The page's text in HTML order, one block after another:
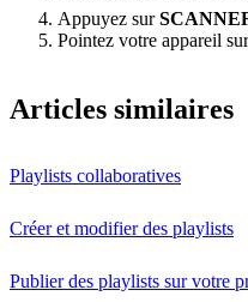
Appuyez sur
Pointez votre appareil
Articles similaires
Playlists collaboratives
Créer et modifier des playlists
Publier des playlists sur votre